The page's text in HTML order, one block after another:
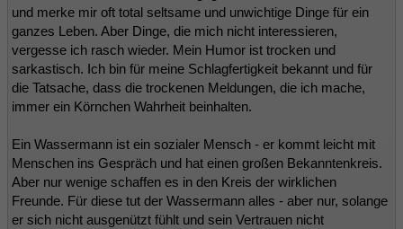
und merke mir oft total seltsame und unwichtige Dinge für ein
ganzes Leben. Aber Dinge, die mich nicht interessieren,
vergesse ich rasch wieder. Mein Humor ist trocken und
sarkastisch. Ich bin für meine Schlagfertigkeit bekannt und für
die Tatsache, dass die trockenen Meldungen, die ich mache,
immer ein Körnchen Wahrheit beinhalten.
Ein Wassermann ist ein sozialer Mensch - er kommt leicht mit
Menschen ins Gespräch und hat einen großen Bekanntenkreis.
Aber nur wenige schaffen es in den Kreis der wirklichen
Freunde. Für diese tut der Wassermann alles - aber nur, solange
er sich nicht ausgenützt fühlt und sein Vertrauen nicht